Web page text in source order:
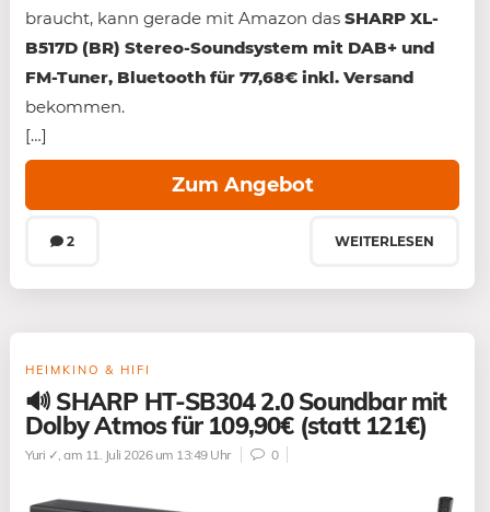
braucht, kann gerade mit Amazon das SHARP XL-
B517D (BR) Stereo-Soundsystem mit DAB+ und
FM-Tuner, Bluetooth für 77,68€ inkl. Versand
bekommen.
[…]
2
Zum Angebot
WEITERLESEN
HEIMKINO & HIFI
🔊 SHARP HT-SB304 2.0 Soundbar mit
Dolby Atmos für 109,90€ (statt 121€)
Yuri ✓ , am 11. Juli 2026 um 13:49 Uhr 0